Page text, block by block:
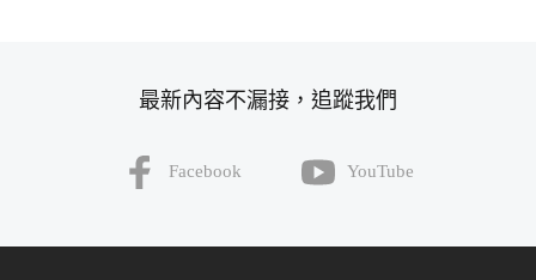
最新內容不漏接，追蹤我們
Facebook YouTube